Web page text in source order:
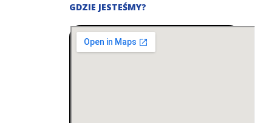
GDZIE JESTEŚMY?